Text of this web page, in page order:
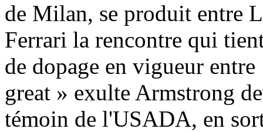
de Milan, se produit entre
Ferrari la rencontre qui
de dopage en vigueur
great » exulte Armstrong
témoin de l'USADA, en